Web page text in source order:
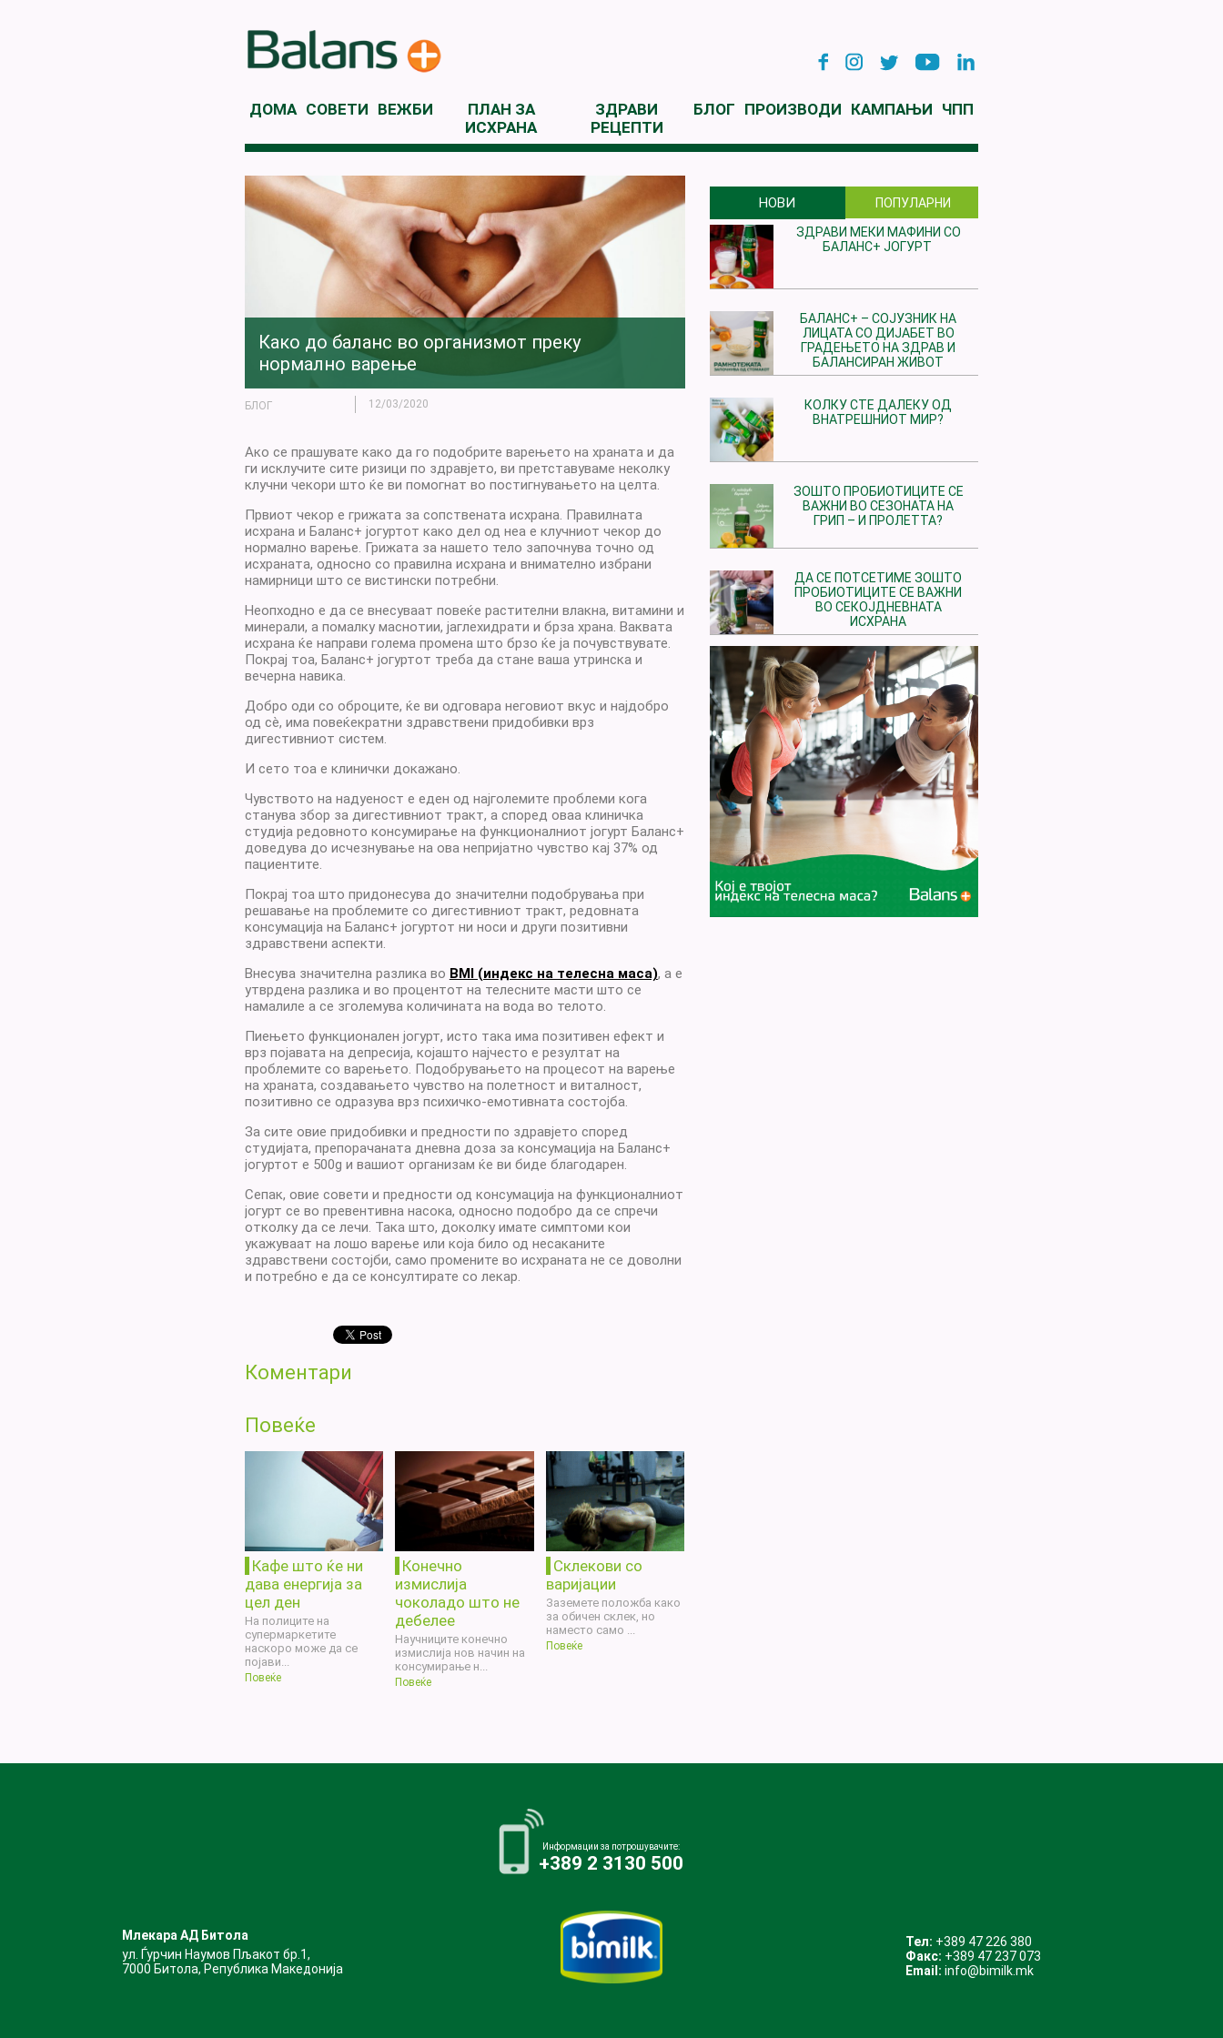
ДОМА СОВЕТИ ВЕЖБИ
ПЛАН ЗА
ИСХРАНА
ЗДРАВИ
РЕЦЕПТИ
БЛОГ ПРОИЗВОДИ КАМПАЊИ ЧПП
Како до баланс во организмот преку
нормално варење
БЛОГ 12/03/2020
Ако се прашувате како да го подобрите варењето на храната и да
ги исклучите сите ризици по здравјето, ви претставуваме неколку
клучни чекори што ќе ви помогнат во постигнувањето на целта.
Првиот чекор е грижата за сопствената исхрана. Правилната
исхрана и Баланс+ јогуртот како дел од неа е клучниот чекор до
нормално варење. Грижата за нашето тело започнува точно од
исхраната, односно со правилна исхрана и внимателно избрани
намирници што се вистински потребни.
Неопходно е да се внесуваат повеќе растителни влакна, витамини и
минерали, а помалку маснотии, јаглехидрати и брза храна. Ваквата
исхрана ќе направи голема промена што брзо ќе ја почувствувате.
Покрај тоа, Баланс+ јогуртот треба да стане ваша утринска и
вечерна навика.
Добро оди со оброците, ќе ви одговара неговиот вкус и најдобро
од сè, има повеќекратни здравствени придобивки врз
дигестивниот систем.
И сето тоа е клинички докажано.
Чувството на надуеност е еден од најголемите проблеми кога
станува збор за дигестивниот тракт, а според оваа клиничка
студија редовното консумирање на функционалниот јогурт Баланс+
доведува до исчезнување на ова непријатно чувство кај 37% од
пациентите.
Покрај тоа што придонесува до значителни подобрувања при
решавање на проблемите со дигестивниот тракт, редовната
консумација на Баланс+ јогуртот ни носи и други позитивни
здравствени аспекти.
Внесува значителна разлика во BMI (индекс на телесна маса), а е
утврдена разлика и во процентот на телесните масти што се
намалиле а се зголемува количината на вода во телото.
Пиењето функционален јогурт, исто така има позитивен ефект и
врз појавата на депресија, којашто најчесто е резултат на
проблемите со варењето. Подобрувањето на процесот на варење
на храната, создавањето чувство на полетност и виталност,
позитивно се одразува врз психичко-емотивната состојба.
За сите овие придобивки и предности по здравјето според
студијата, препорачаната дневна доза за консумација на Баланс+
јогуртот е 500g и вашиот организам ќе ви биде благодарен.
Сепак, овие совети и предности од консумација на функционалниот
јогурт се во превентивна насока, односно подобро да се спречи
отколку да се лечи. Така што, доколку имате симптоми кои
укажуваат на лошо варење или која било од несаканите
здравствени состојби, само промените во исхраната не се доволни
и потребно е да се консултирате со лекар.
Коментари
Повеќе
Кафе што ќе ни
дава енергија за
цел ден
На полиците на
супермаркетите
наскоро може да се
појави...
Повеќе
Конечно
измислија
чоколадо што не
дебелее
Научниците конечно
измислија нов начин на
консумирање н...
Повеќе
Склекови со
варијации
Заземете положба како
за обичен склек, но
наместо само ...
Повеќе
НОВИ
ЗДРАВИ МЕКИ МАФИНИ СО
БАЛАНС+ ЈОГУРТ
БАЛАНС+ – СОЈУЗНИК НА
ЛИЦАТА СО ДИЈАБЕТ ВО
ГРАДЕЊЕТО НА ЗДРАВ И
БАЛАНСИРАН ЖИВОТ
КОЛКУ СТЕ ДАЛЕКУ ОД
ВНАТРЕШНИОТ МИР?
ЗОШТО ПРОБИОТИЦИТЕ СЕ
ВАЖНИ ВО СЕЗОНАТА НА
ГРИП – И ПРОЛЕТТА?
ДА СЕ ПОТСЕТИМЕ ЗОШТО
ПРОБИОТИЦИТЕ СЕ ВАЖНИ
ВО СЕКОЈДНЕВНАТА
ИСХРАНА
ПОПУЛАРНИ
Информации за потрошувачите:
+389 2 3130 500
Млекара АД Битола
ул. Ѓурчин Наумов Пљакот бр.1,
7000 Битола, Република Македонија
Тел: +389 47 226 380
Факс: +389 47 237 073
Email: info@bimilk.mk